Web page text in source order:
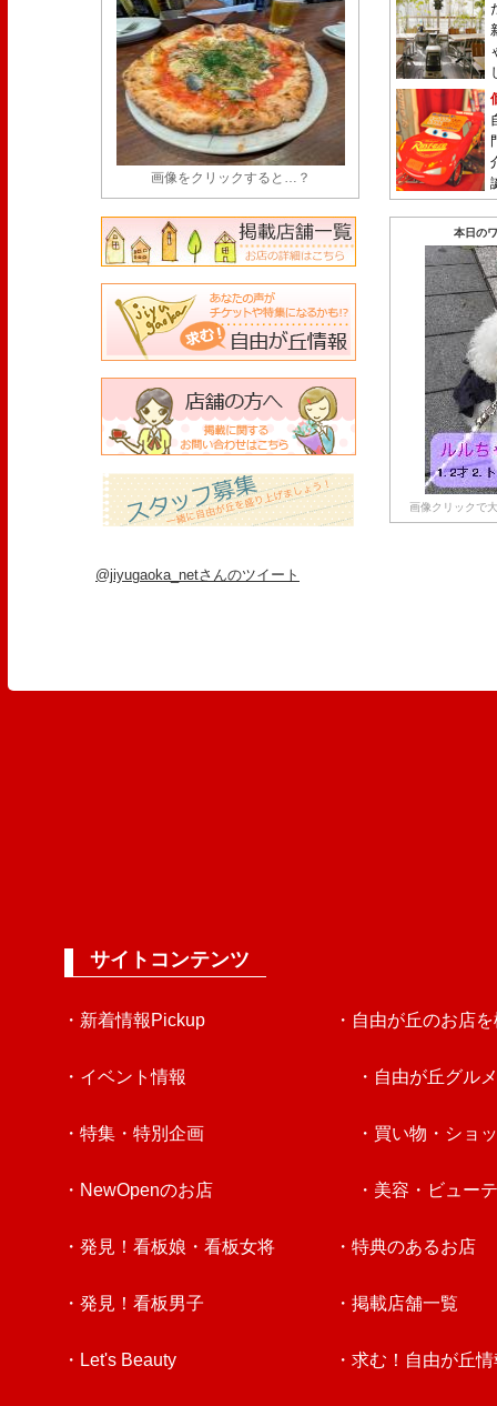
画像をクリックすると…？
本日の
画像クリックで
@jiyugaoka_netさんのツイート
サイトコンテンツ
・新着情報Pickup
・イベント情報
・特集・特別企画
・NewOpenのお店
・発見！看板娘・看板女将
・発見！看板男子
・Let's Beauty
・自由が丘のお店
・自由が丘グルメ
・買い物・ショ
・美容・ビュー
・特典のあるお店
・掲載店舗一覧
・求む！自由が丘